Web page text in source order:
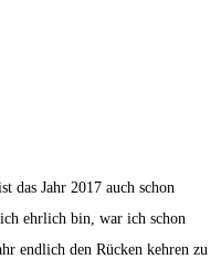
das Jahr 2017 auch schon
ehrlich bin, war ich schon
endlich den Rücken kehren zu